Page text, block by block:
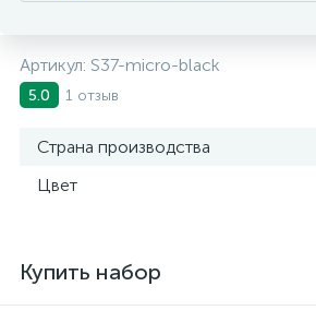
Артикул: S37-micro-black
5.0 1 отзыв
Страна производства
Цвет
Купить набор